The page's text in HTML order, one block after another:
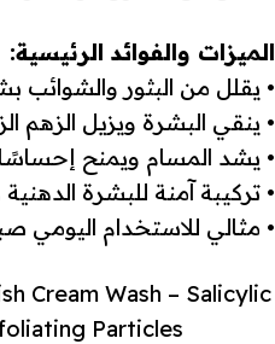
الميزات والفوائد الرئيسية:
• يقلل من البثور
• ينقي البشرة ويزيل الزهم
• يشد المسام ويمنح إحساسًا
• تركيبة آمنة للبشرة
• مثالي للاستخدام اليومي
Cream Wash – Salicylic
Particles